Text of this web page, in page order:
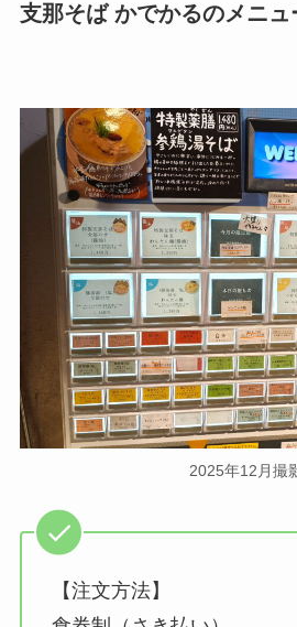
支那そば かでかるのメニュ
2025年12月撮
【注文方法】